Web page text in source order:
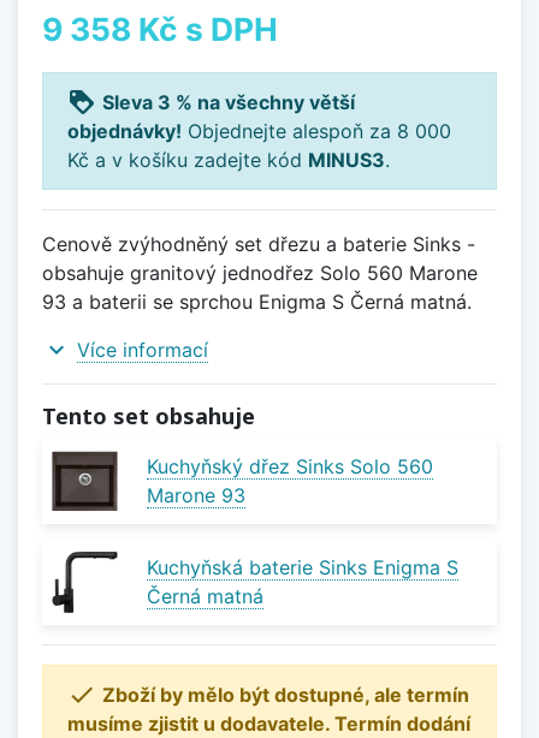
9 358 Kč s DPH
loyalty Sleva 3 % na všechny větší
objednávky! Objednejte alespoň za 8 000
Kč a v košíku zadejte kód MINUS3.
Cenově zvýhodněný set dřezu a baterie Sinks -
obsahuje granitový jednodřez Solo 560 Marone
93 a baterii se sprchou Enigma S Černá matná.
expand_more Více informací
Tento set obsahuje
Kuchyňský dřez Sinks Solo 560
Marone 93
Kuchyňská baterie Sinks Enigma S
Černá matná
 Zboží by mělo být dostupné, ale termín
musíme zjistit u dodavatele. Termín dodání